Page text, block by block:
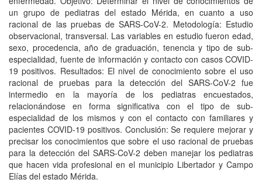
un grupo de pediatras del estado Mérida, en cuanto a uso
racional de las pruebas de SARS-CoV-2. Metodología: Estudio
observacional, transversal. Las variables en estudio fueron edad,
sexo, procedencia, año de graduación, tenencia y tipo de sub-
especialidad, fuente de información y contacto con casos COVID-
19 positivos. Resultados: El nivel de conocimiento sobre el uso
racional de pruebas para la detección del SARS-CoV-2 fue
intermedio en la mayoría de los pediatras encuestados,
relacionándose en forma significativa con el tipo de sub-
especialidad de los mismos y con el contacto con familiares y
pacientes COVID-19 positivos. Conclusión: Se requiere mejorar y
precisar los conocimientos que sobre el uso racional de pruebas
para la detección del SARS-CoV-2 deben manejar los pediatras
que hacen vida profesional en el municipio Libertador y Campo
Elías del estado Mérida.